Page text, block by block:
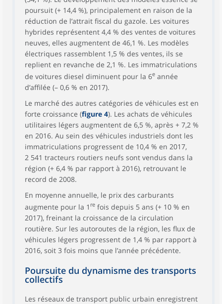
poursuit (+ 14,4 %), principalement en raison de la
réduction de l’attrait fiscal du gazole. Les voitures
hybrides représentent 4,4 % des ventes de voitures
neuves, elles augmentent de 46,1 %. Les modèles
électriques rassemblent 1,5 % des ventes, ils se
replient en revanche de 2,1 %. Les immatriculations
de voitures diesel diminuent pour la 6e année
d’affilée (– 0,6 % en 2017).
Le marché des autres catégories de véhicules est en
forte croissance (figure 4). Les achats de véhicules
utilitaires légers augmentent de 6,5 %, après + 7,2 %
en 2016. Au sein des véhicules industriels dont les
immatriculations progressent de 10,4 % en 2017,
2 541 tracteurs routiers neufs sont vendus dans la
région (+ 6,4 % par rapport à 2016), retrouvant le
record de 2008.
En moyenne annuelle, le prix des carburants
augmente pour la 1 re fois depuis 5 ans (+ 10 % en
2017), freinant la croissance de la circulation
routière. Sur les autoroutes de la région, les flux de
véhicules légers progressent de 1,4 % par rapport à
2016, soit 3 fois moins que l’année précédente.
Poursuite du dynamisme des transports
collectifs
Les réseaux de transport public urbain enregistrent